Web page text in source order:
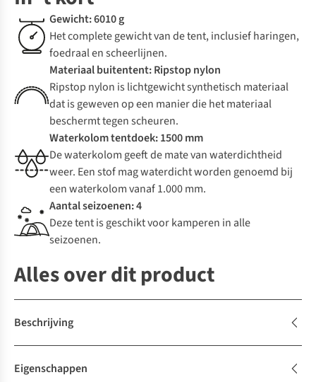
Gewicht: 6010 g
Het complete gewicht van de tent, inclusief haringen,
foedraal en scheerlijnen.
Materiaal buitentent: Ripstop nylon
Ripstop nylon is lichtgewicht synthetisch materiaal
dat is geweven op een manier die het materiaal
beschermt tegen scheuren.
Waterkolom tentdoek: 1500 mm
De waterkolom geeft de mate van waterdichtheid
weer. Een stof mag waterdicht worden genoemd bij
een waterkolom vanaf 1.000 mm.
Aantal seizoenen: 4
Deze tent is geschikt voor kamperen in alle
seizoenen.
Alles over dit product
Beschrijving
Eigenschappen